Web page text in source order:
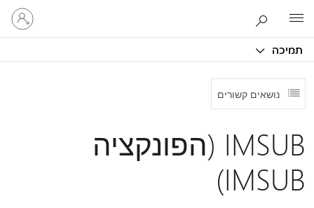
תמיכה
היכנס
לחשבון
שלך
נושאים קשורים
IMSUB (הפונקציה
IMSUB)